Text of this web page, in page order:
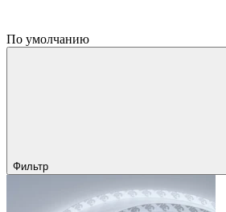
По умолчанию
Фильтр